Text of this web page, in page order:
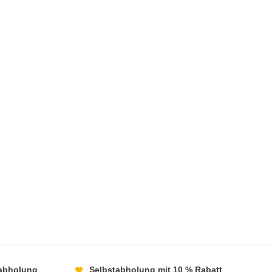
Selbstabholung mit 10 % Rabatt